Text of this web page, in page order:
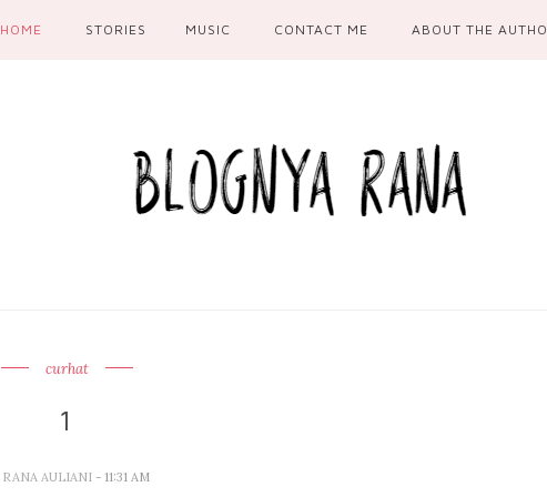
HOME STORIES MUSIC CONTACT ME ABOUT THE
curhat
1
RANA AULIANI - 11:31 AM